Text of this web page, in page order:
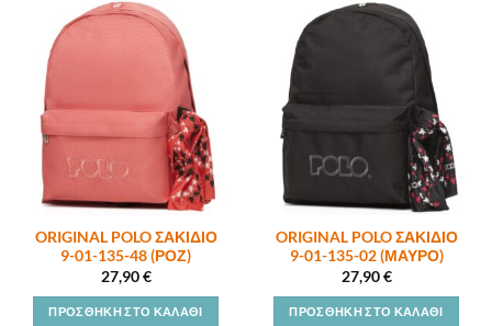
ORIGINAL POLO ΣΑΚΙΔΙΟ
9-01-135-48 (ΡΟΖ)
27,90€
ΠΡΟΣΘΉΚΗ ΣΤΟ ΚΑΛΆΘΙ
ORIGINAL POLO ΣΑΚΙΔΙΟ
9-01-135-02 (ΜΑΥΡΟ)
27,90€
ΠΡΟΣΘΉΚΗ ΣΤΟ ΚΑΛΆΘΙ